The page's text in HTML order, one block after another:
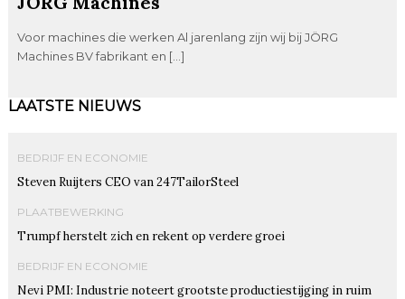
Voor machines die werken Al jarenlang zijn wij bij JÖRG
Machines BV fabrikant en […]
LAATSTE NIEUWS
BEDRIJF EN ECONOMIE
Steven Ruijters CEO van 247TailorSteel
PLAATBEWERKING
Trumpf herstelt zich en rekent op verdere groei
BEDRIJF EN ECONOMIE
Nevi PMI: Industrie noteert grootste productiestijging in ruim